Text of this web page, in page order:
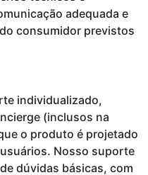
adequada e
consumidor previstos
individualizado,
(inclusos na
o produto é projetado
Nosso suporte
dúvidas básicas, com